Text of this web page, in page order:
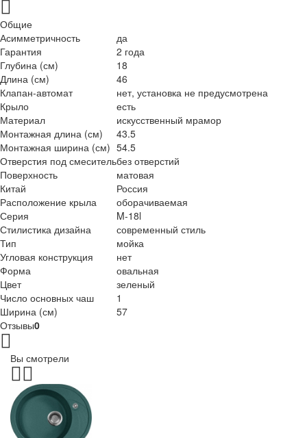
Общие
Асимметричность
да
Гарантия
2 года
Глубина (см)
18
Длина (см)
46
Клапан-автомат
нет, установка не предусмотрена
Крыло
есть
Материал
искусственный мрамор
Монтажная длина (см)
43.5
Монтажная ширина (см) 54.5
Отверстия под смесительбез отверстий
Поверхность
матовая
Китай
Россия
Расположение крыла
оборачиваемая
Серия
M-18l
Стилистика дизайна
современный стиль
Тип
мойка
Угловая конструкция
нет
Форма
овальная
Цвет
зеленый
Число основных чаш
1
Ширина (см)
57
Отзывы0
Вы смотрели